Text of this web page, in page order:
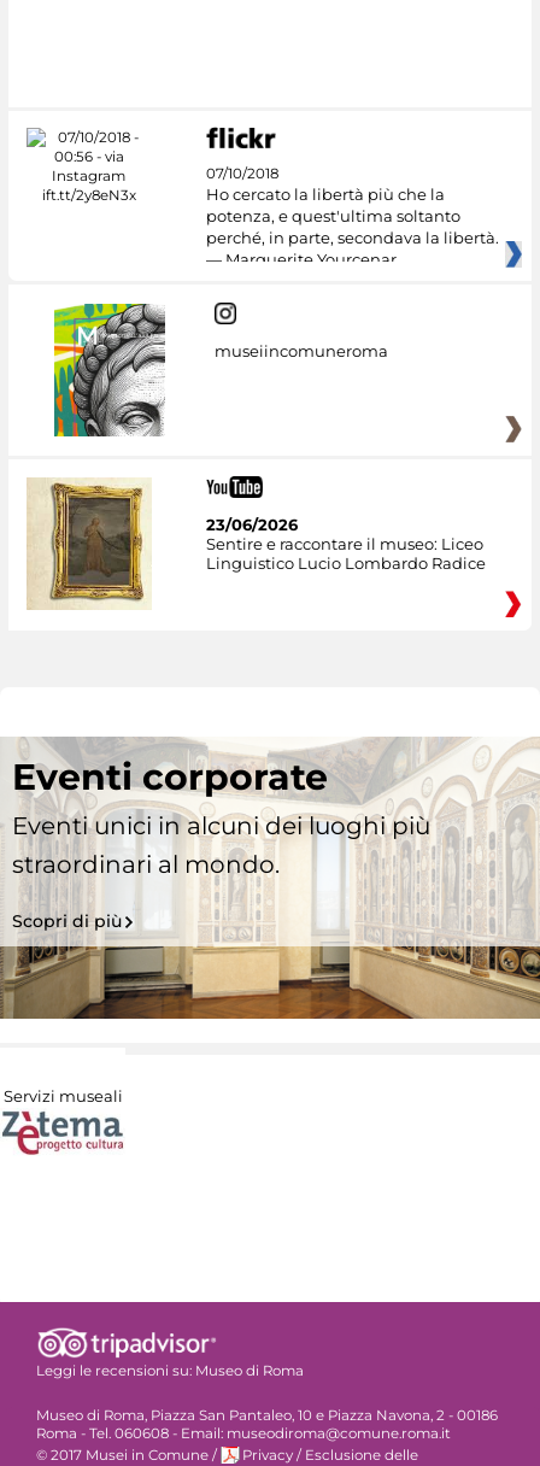
07/10/2018
Ho cercato la libertà più che la
potenza, e quest'ultima soltanto
perché, in parte, secondava la libertà.
— Marguerite Yourcenar
museiincomuneroma
23/06/2026
Sentire e raccontare il museo: Liceo
Linguistico Lucio Lombardo Radice
Eventi corporate
Eventi unici in alcuni dei luoghi più
straordinari al mondo.
Scopri di più
Servizi museali
Leggi le recensioni su: Museo di Roma
Museo di Roma, Piazza San Pantaleo, 10 e Piazza Navona, 2 - 00186
Roma - Tel. 060608 - Email: museodiroma@comune.roma.it
© 2017 Musei in Comune / Privacy / Esclusione delle